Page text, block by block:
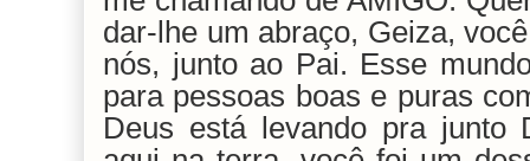
dar-lhe um abraço, Geiza,
nós, junto ao Pai. Esse
para pessoas boas e puras
Deus está levando pra junto